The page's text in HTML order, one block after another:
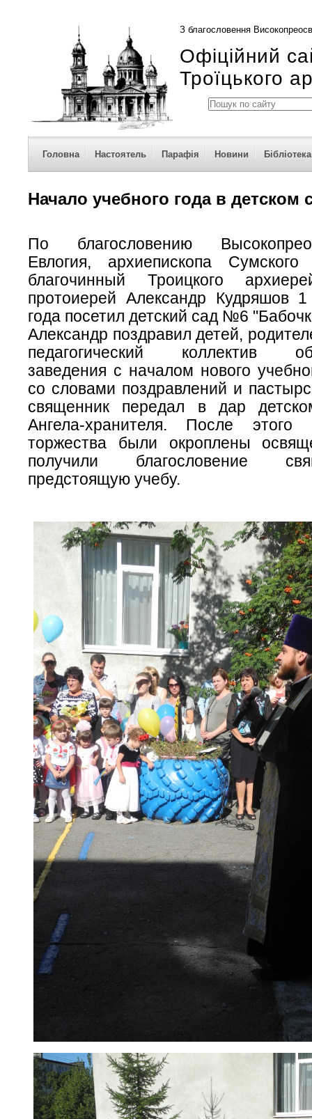
З благословення
Офіційний
Троїцького
Головна Настоятель Парафія Новини Бібліотека
Начало учебного года в детском
По благословению
Евлогия, архиепископа
благочинный Троицкого
протоиерей Александр Кудряшов
года посетил детский сад №6
Александр поздравил детей,
педагогический коллектив
заведения с началом нового
со словами поздравлений и
священник передал в дар
Ангела-хранителя. После этого
торжества были окроплены
получили благословение
предстоящую учебу.